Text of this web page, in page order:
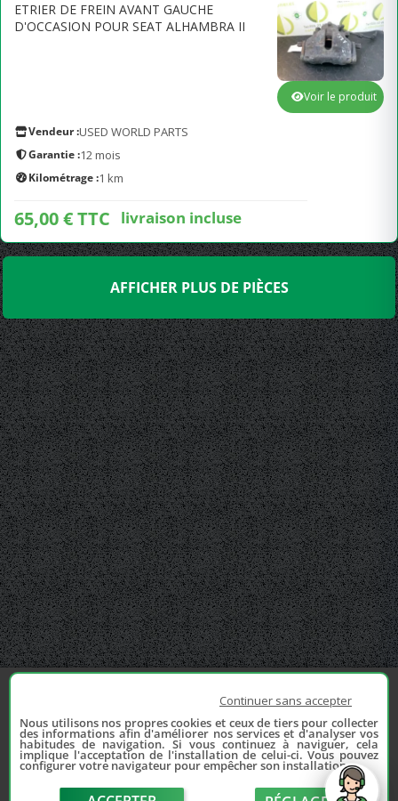
ETRIER DE FREIN AVANT GAUCHE
D'OCCASION POUR SEAT ALHAMBRA II
Vendeur :USED WORLD PARTS
Garantie :12 mois
Kilométrage :1 km
65,00 € TTC livraison incluse
Voir le produit
AFFICHER PLUS DE PIÈCES
Continuer sans accepter
Nous utilisons nos propres cookies et ceux de tiers pour collecter
des informations afin d'améliorer nos services et d'analyser vos
habitudes de navigation. Si vous continuez à naviguer, cela
implique l'acceptation de l'installation de celui-ci. Vous pouvez
configurer votre navigateur pour empêcher son installation.